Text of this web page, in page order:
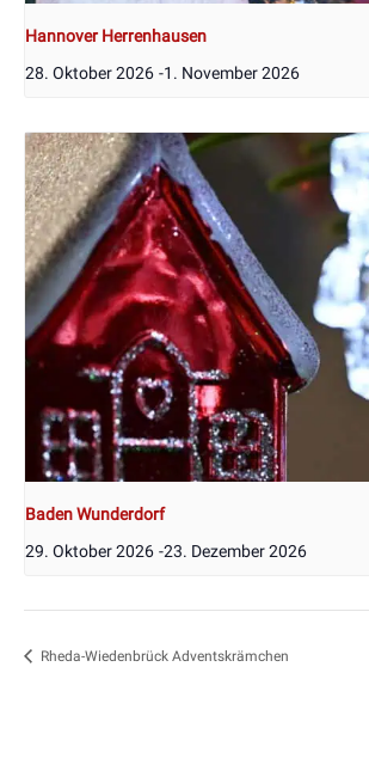
Hannover Herrenhausen
28. Oktober 2026 -1. November 2026
Baden Wunderdorf
29. Oktober 2026 -23. Dezember 2026
Rheda-Wiedenbrück Adventskrämchen